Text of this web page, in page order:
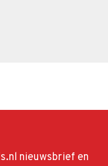
nieuwsbrief en